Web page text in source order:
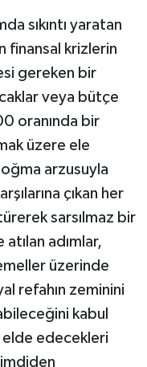
sıkıntı yaratan
finansal krizlerin
gereken bir
veya bütçe
oranında bir
üzere ele
arzusuyla
çıkan her
sarsılmaz bir
adımlar,
üzerinde
refahın zeminini
kabul
edecekleri